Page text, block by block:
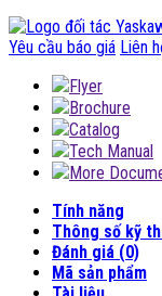
Yêu cầu báo giá Liên
Flyer
Brochure
Catalog
Tech Manual
More
Tính năng
Thông số kỹ
Đánh giá (0)
Mã sản phẩm